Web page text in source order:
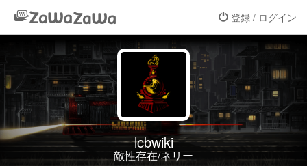
登録 / ログイン
lcbwiki
敵性存在/ネリー